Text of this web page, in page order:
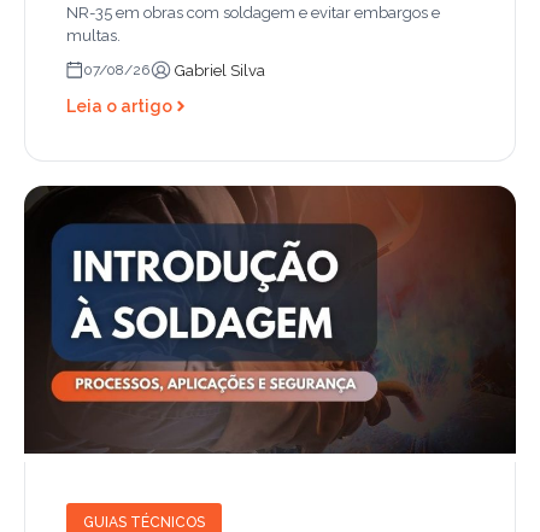
NR-35 em obras com soldagem e evitar embargos e
multas.
07/08/26 Gabriel Silva
Leia o artigo
GUIAS TÉCNICOS